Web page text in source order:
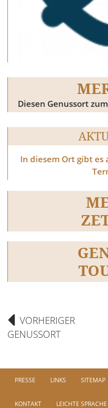
Diesen Genussort
In diesem Ort gibt
VORHERIGER
GENUSSORT
PRESSE LINKS SITEMAP
KONTAKT LEICHTE SPRACHE